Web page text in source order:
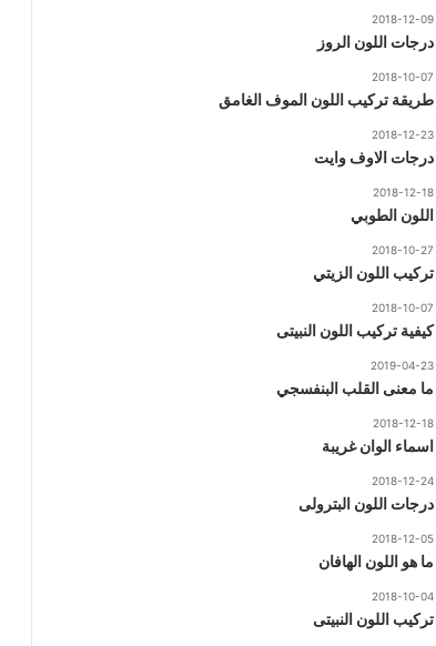
2018-12-09
درجات اللون الروز
2018-10-07
طريقة تركيب اللون الموف الغامق
2018-12-23
درجات الاوف وايت
2018-12-18
اللون الطوبي
2018-10-27
تركيب اللون الزيتي
2018-10-07
كيفية تركيب اللون النبيتى
2019-04-23
ما معنى القلب البنفسجي
2018-12-18
اسماء الوان غريبة
2018-12-24
درجات اللون البترولى
2018-12-05
ما هو اللون الهافان
2018-10-04
تركيب اللون النبيتى